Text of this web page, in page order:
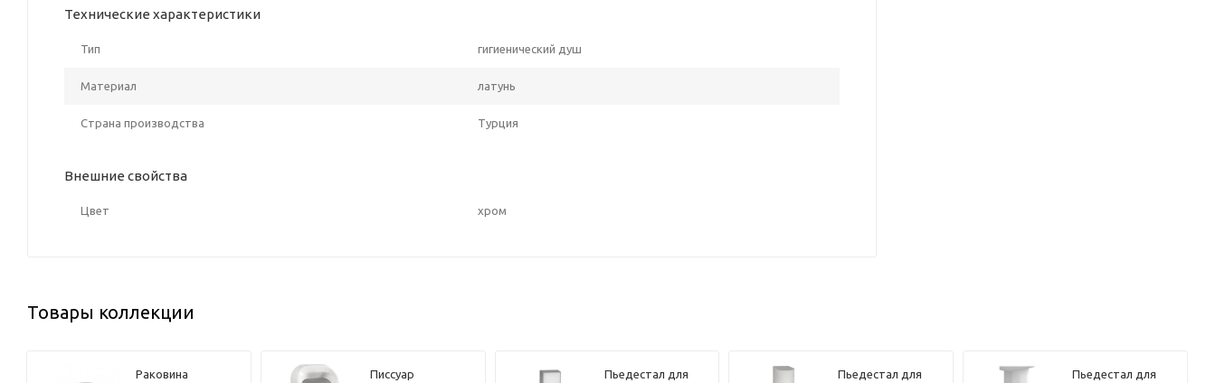
Технические характеристики
Тип гигиенический душ
Материал латунь
Страна производства Турция
Внешние свойства
Цвет хром
Товары коллекции
Раковина
Писсуар
Пьедестал для
Пьедестал для
Пьедестал для